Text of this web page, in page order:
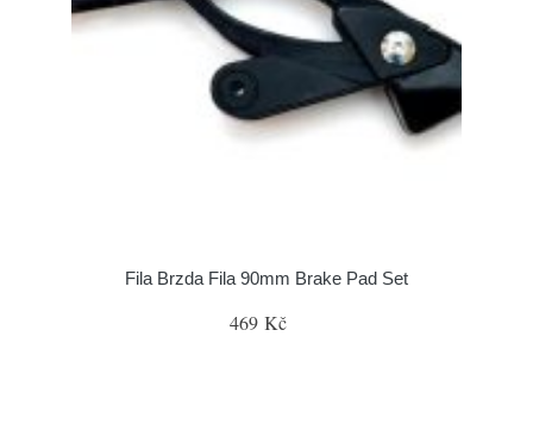
Fila Brzda Fila 90mm Brake Pad Set
469 Kč